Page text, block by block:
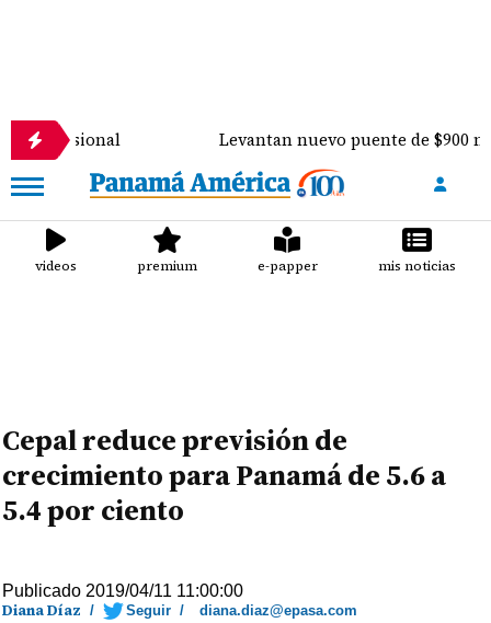
Levantan nuevo puente de $900 mil sobre el
videos premium e-papper mis noticias
Cepal reduce previsión de
crecimiento para Panamá de 5.6 a
5.4 por ciento
Publicado 2019/04/11 11:00:00
Diana Díaz / Seguir /
diana.diaz@epasa.com